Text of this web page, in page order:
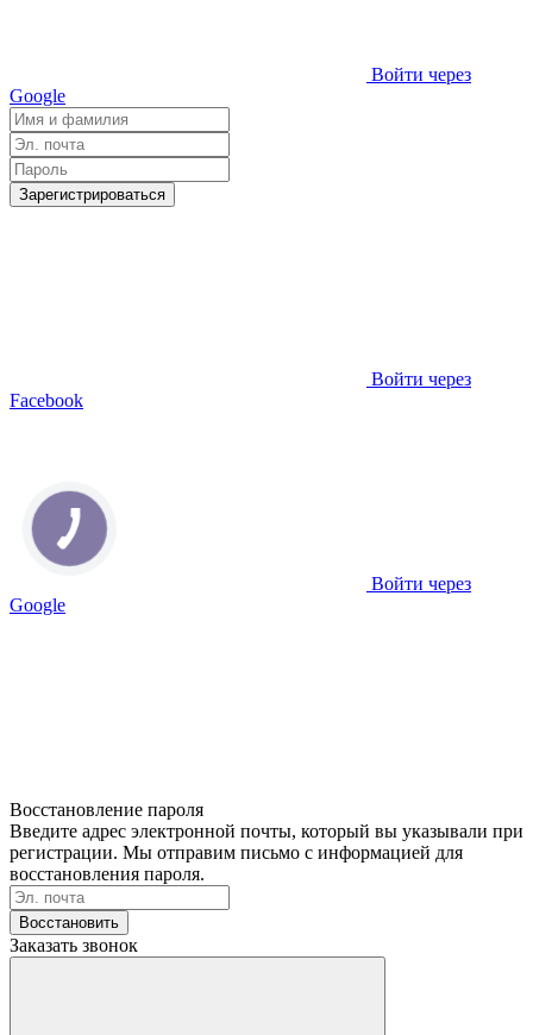
Войти через
Google
Зарегистрироваться
Войти через
Facebook
Войти через
Google
Восстановление пароля
Введите адрес электронной почты, который вы указывали при
регистрации. Мы отправим письмо с информацией для
восстановления пароля.
Восстановить
Заказать звонок